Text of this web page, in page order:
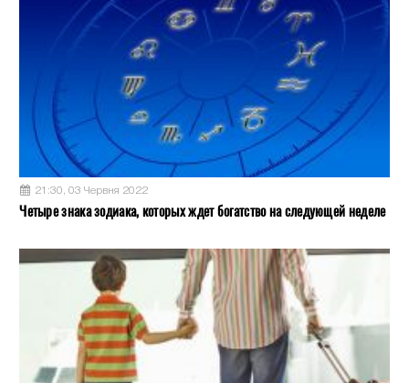
21:30, 03 Червня 2022
Четыре знака зодиака, которых ждет богатство на следующей неделе